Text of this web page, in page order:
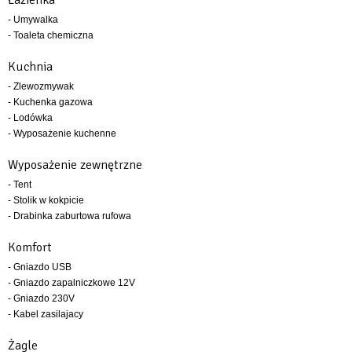
- Umywalka
- Toaleta chemiczna
Kuchnia
- Zlewozmywak
- Kuchenka gazowa
- Lodówka
- Wyposażenie kuchenne
Wyposażenie zewnętrzne
- Tent
- Stolik w kokpicie
- Drabinka zaburtowa rufowa
Komfort
- Gniazdo USB
- Gniazdo zapalniczkowe 12V
- Gniazdo 230V
- Kabel zasilajacy
Żagle